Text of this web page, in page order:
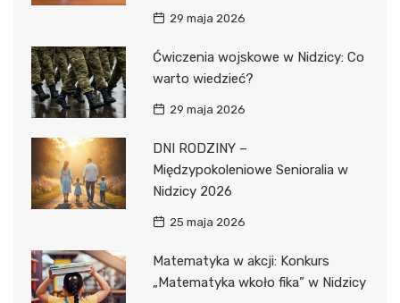
29 maja 2026
Ćwiczenia wojskowe w Nidzicy: Co
warto wiedzieć?
29 maja 2026
DNI RODZINY –
Międzypokoleniowe Senioralia w
Nidzicy 2026
25 maja 2026
Matematyka w akcji: Konkurs
„Matematyka wkoło fika” w Nidzicy